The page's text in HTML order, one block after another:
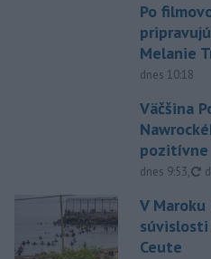
Po
Melanie
dnes 10:18
Väčšina
pozitívne
dnes 9:53,
V
Ceute